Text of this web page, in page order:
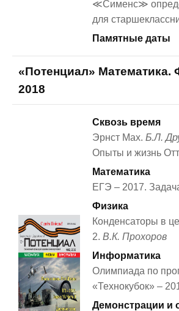
≪Сименс≫
для
Памятные даты
«Потенциал»
2018
Сквозь время
Эрнст Мах. Б.Л.
Опыты и жизнь
Математика
ЕГЭ – 2017.
Физика
Конденсаторы в
2. В.К. Прохоров
Информатика
Олимпиада по
«Технокубок» –
Демонстрации и